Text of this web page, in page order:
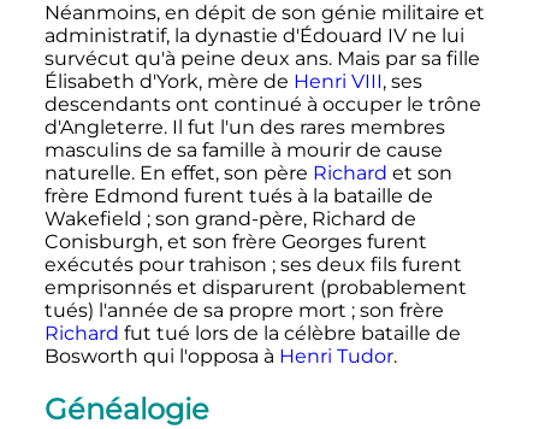
Néanmoins, en dépit de son génie militaire et
administratif, la dynastie d'Édouard IVne lui
survécut qu'à peine deux ans. Mais par sa fille
Élisabeth d'York, mère de Henri VIII, ses
descendants ont continué à occuper le trône
d'Angleterre. Il fut l'un des rares membres
masculins de sa famille à mourir de cause
naturelle. En effet, son père Richard et son
frère Edmond furent tués à la bataille de
Wakefield ; son grand-père, Richard de
Conisburgh, et son frère Georges furent
exécutés pour trahison ; ses deux fils furent
emprisonnés et disparurent (probablement
tués) l'année de sa propre mort ; son frère
Richard fut tué lors de la célèbre bataille de
Bosworth qui l'opposa à Henri Tudor.
Généalogie